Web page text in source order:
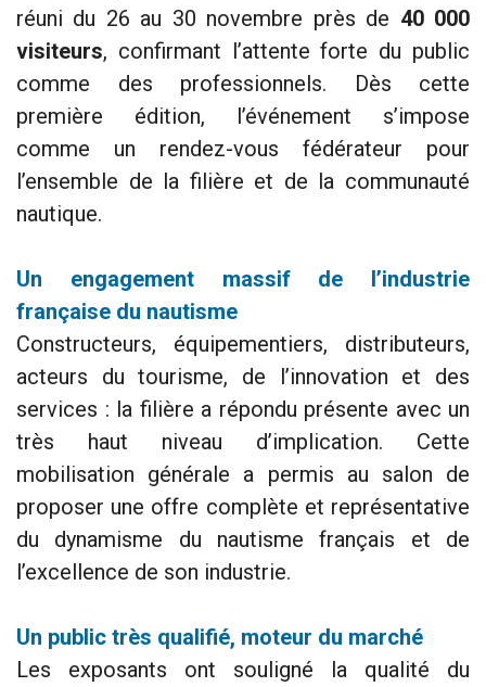
réuni du 26 au 30 novembre près de 40 000
visiteurs, confirmant l’attente forte du public
comme des professionnels. Dès cette
première édition, l’événement s’impose
comme un rendez-vous fédérateur pour
l’ensemble de la filière et de la communauté
nautique.
Un engagement massif de l’industrie
française du nautisme
Constructeurs, équipementiers, distributeurs,
acteurs du tourisme, de l’innovation et des
services : la filière a répondu présente avec un
très haut niveau d’implication. Cette
mobilisation générale a permis au salon de
proposer une offre complète et représentative
du dynamisme du nautisme français et de
l’excellence de son industrie.
Un public très qualifié, moteur du marché
Les exposants ont souligné la qualité du